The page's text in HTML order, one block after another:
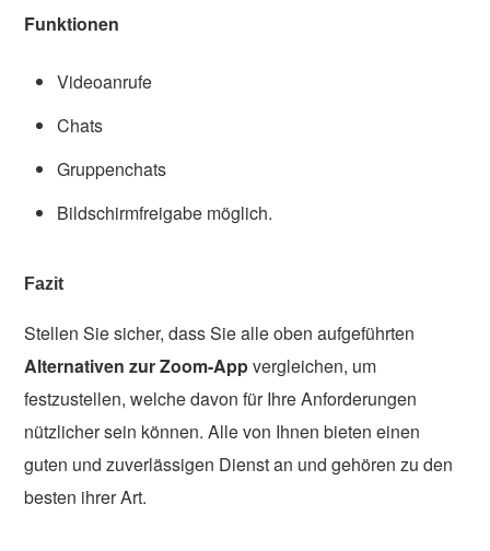
Funktionen
Videoanrufe
Chats
Gruppenchats
Bildschirmfreigabe möglich.
Fazit
Stellen Sie sicher, dass Sie alle oben aufgeführten
Alternativen zur Zoom-Appvergleichen, um
festzustellen, welche davon für Ihre Anforderungen
nützlicher sein können. Alle von Ihnen bieten einen
guten und zuverlässigen Dienst an und gehören zu den
besten ihrer Art.